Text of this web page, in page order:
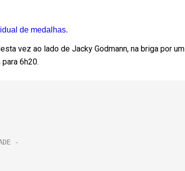
de medalhas.
vez ao lado de Jacky Godmann, na briga por um
6h20.